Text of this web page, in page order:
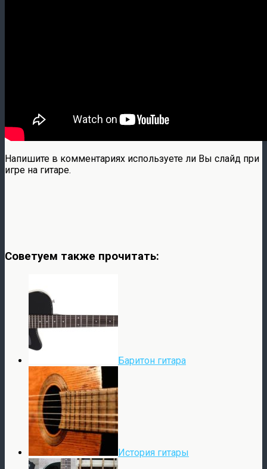
Напишите в комментариях используете ли Вы слайд при
игре на гитаре.
Советуем также прочитать:
Баритон гитара
История гитары